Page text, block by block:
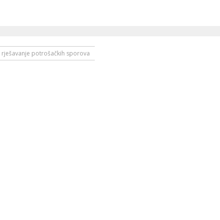
rješavanje potrošačkih sporova